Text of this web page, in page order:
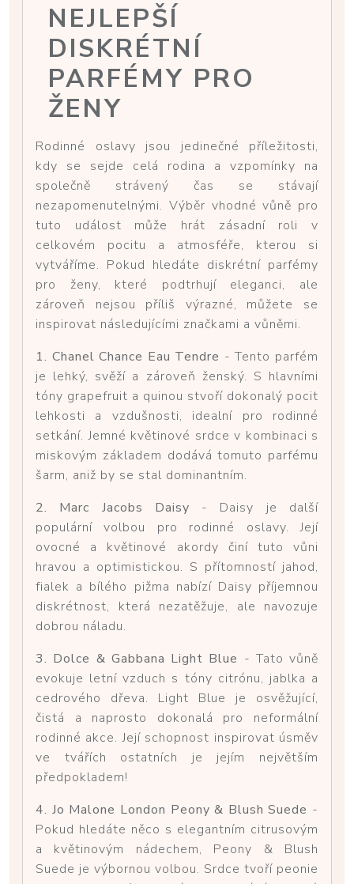
NEJLEPŠÍ
DISKRÉTNÍ
PARFÉMY PRO
ŽENY
Rodinné oslavy jsou jedinečné příležitosti,
kdy se sejde celá rodina a vzpomínky na
společně strávený čas se stávají
nezapomenutelnými. Výběr vhodné vůně pro
tuto událost může hrát zásadní roli v
celkovém pocitu a atmosféře, kterou si
vytváříme. Pokud hledáte diskrétní parfémy
pro ženy, které podtrhují eleganci, ale
zároveň nejsou příliš výrazné, můžete se
inspirovat následujícími značkami a vůněmi.
1. Chanel Chance Eau Tendre - Tento parfém
je lehký, svěží a zároveň ženský. S hlavními
tóny grapefruit a quinou stvoří dokonalý pocit
lehkosti a vzdušnosti, idealní pro rodinné
setkání. Jemné květinové srdce v kombinaci s
miskovým základem dodává tomuto parfému
šarm, aniž by se stal dominantním.
2. Marc Jacobs Daisy - Daisy je další
populární volbou pro rodinné oslavy. Její
ovocné a květinové akordy činí tuto vůni
hravou a optimistickou. S přítomností jahod,
fialek a bílého pižma nabízí Daisy příjemnou
diskrétnost, která nezatěžuje, ale navozuje
dobrou náladu.
3. Dolce & Gabbana Light Blue - Tato vůně
evokuje letní vzduch s tóny citrónu, jablka a
cedrového dřeva. Light Blue je osvěžující,
čistá a naprosto dokonalá pro neformální
rodinné akce. Její schopnost inspirovat úsměv
ve tvářích ostatních je jejím největším
předpokladem!
4. Jo Malone London Peony & Blush Suede -
Pokud hledáte něco s elegantním citrusovým
a květinovým nádechem, Peony & Blush
Suede je výbornou volbou. Srdce tvoří peonie